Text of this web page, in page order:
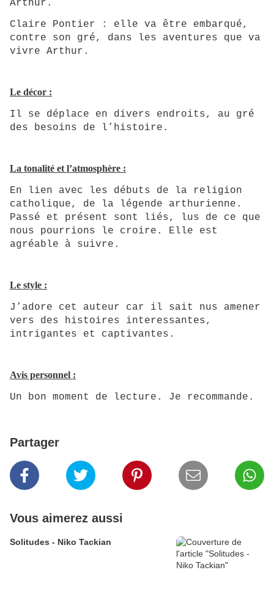
Arthur.
Claire Pontier : elle va être embarqué,
contre son gré, dans les aventures que va
vivre Arthur.
Le décor :
Il se déplace en divers endroits, au gré
des besoins de l’histoire.
La tonalité et l’atmosphère :
En lien avec les débuts de la religion
catholique, de la légende arthurienne.
Passé et présent sont liés, lus de ce que
nous pourrions le croire. Elle est
agréable à suivre.
Le style :
J’adore cet auteur car il sait nus amener
vers des histoires interessantes,
intrigantes et captivantes.
Avis personnel :
Un bon moment de lecture. Je recommande.
Partager
Vous aimerez aussi
Solitudes - Niko Tackian